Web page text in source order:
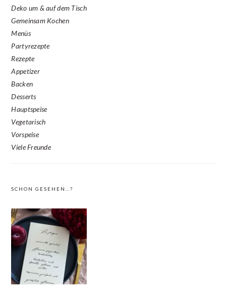
Deko um & auf dem Tisch
Gemeinsam Kochen
Menüs
Partyrezepte
Rezepte
Appetizer
Backen
Desserts
Hauptspeise
Vegetarisch
Vorspeise
Viele Freunde
SCHON GESEHEN…?